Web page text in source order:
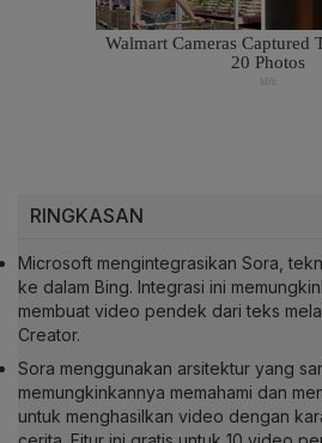
RINGKASAN
Microsoft mengintegrasikan Sora,
ke dalam Bing. Integrasi ini
membuat video pendek dari teks
Creator.
Sora menggunakan arsitektur yang
memungkinkannya memahami dan
untuk menghasilkan video dengan